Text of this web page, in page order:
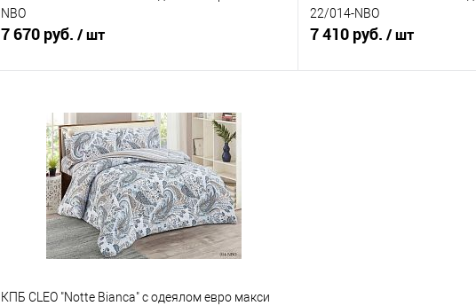
NBO
7 670 руб. / шт
Купить в 1 клик
Сравнение
В избранное
В наличии
22/014-NBO
7 410 руб. / шт
КПБ CLEO "Notte Bianca" с одеялом евро макси